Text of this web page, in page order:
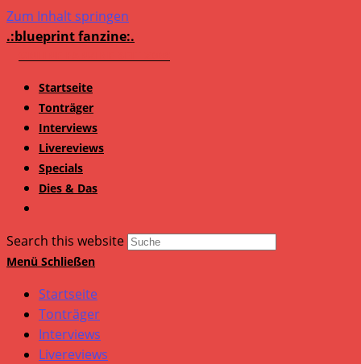
Zum Inhalt springen
.:blueprint fanzine:.
Startseite
Tonträger
Interviews
Livereviews
Specials
Dies & Das
Search this website
Menü Schließen
Startseite
Tonträger
Interviews
Livereviews